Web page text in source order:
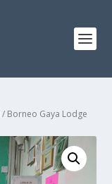
/ Borneo Gaya Lodge